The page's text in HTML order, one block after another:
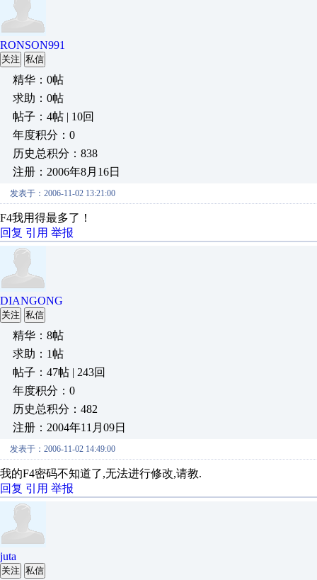
RONSON991
关注 私信
精华：0帖
求助：0帖
帖子：4帖 | 10回
年度积分：0
历史总积分：838
注册：2006年8月16日
发表于：2006-11-02 13:21:00
F4我用得最多了！
回复 引用 举报
DIANGONG
关注 私信
精华：8帖
求助：1帖
帖子：47帖 | 243回
年度积分：0
历史总积分：482
注册：2004年11月09日
发表于：2006-11-02 14:49:00
我的F4密码不知道了,无法进行修改,请教.
回复 引用 举报
juta
关注 私信